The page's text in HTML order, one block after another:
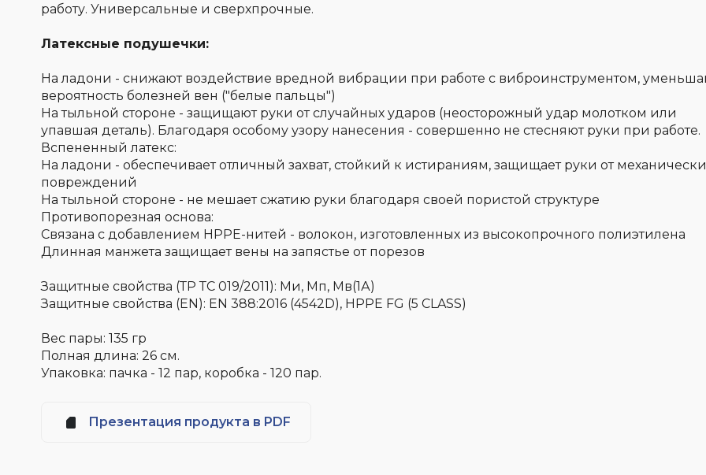
работу. Универсальные и сверхпрочные.
Латексные подушечки:
На ладони - снижают воздействие вредной вибрации при работе с виброинструментом,
вероятность болезней вен ("белые пальцы")
На тыльной стороне - защищают руки от случайных ударов (неосторожный удар молотком или
упавшая деталь). Благодаря особому узору нанесения - совершенно не стесняют руки при работе.
Вспененный латекс:
На ладони - обеспечивает отличный захват, стойкий к истираниям, защищает руки от
повреждений
На тыльной стороне - не мешает сжатию руки благодаря своей пористой структуре
Противопорезная основа:
Связана с добавлением HPPE-нитей - волокон, изготовленных из высокопрочного полиэтилена
Длинная манжета защищает вены на запястье от порезов
Защитные свойства (ТР ТС 019/2011): Ми, Мп, Мв(1А)
Защитные свойства (EN): EN 388:2016 (4542D), HPPE FG (5 CLASS)
Вес пары: 135 гр
Полная длина: 26 см.
Упаковка: пачка - 12 пар, коробка - 120 пар.
Презентация продукта в PDF